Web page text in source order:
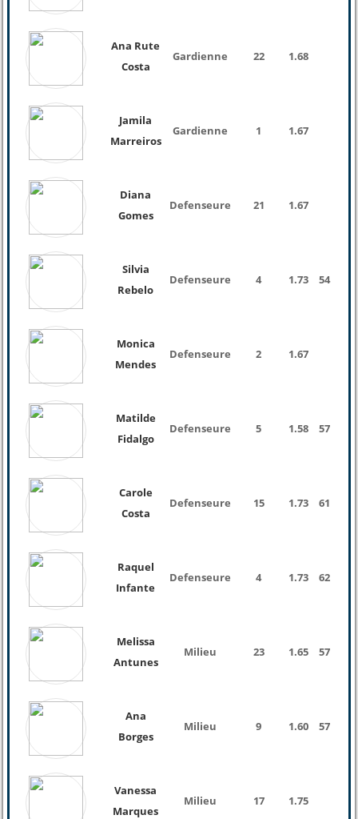
Ana Rute
Costa
Gardienne 22 1.68
Jamila
Marreiros
Gardienne 1 1.67
Diana
Gomes
Defenseure 21 1.67
Silvia
Rebelo
Defenseure 4 1.73 54 Kg
Monica
Mendes
Defenseure 2 1.67
Matilde
Fidalgo
Defenseure 5 1.58 57 Kg
Carole
Costa
Defenseure 15 1.73 61 Kg
Raquel
Infante
Defenseure 4 1.73 62 Kg
Melissa
Antunes
Milieu 23 1.65 57 Kg
Ana
Borges
Milieu 9 1.60 57 Kg
Vanessa
Marques
Milieu 17 1.75